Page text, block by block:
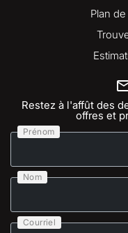
Plan
Restez à l'affût des
offres et
Prénom
Nom
Courriel